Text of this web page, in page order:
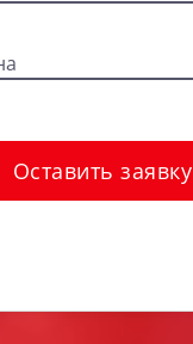
Оставить заявку